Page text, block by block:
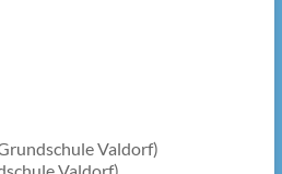
Valdorf)